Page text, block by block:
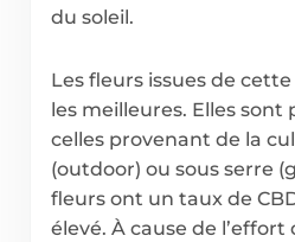
du soleil.
Les fleurs issues de
les meilleures. Elles sont
celles provenant de la
(outdoor) ou sous serre
fleurs ont un taux de
élevé. À cause de l’effort